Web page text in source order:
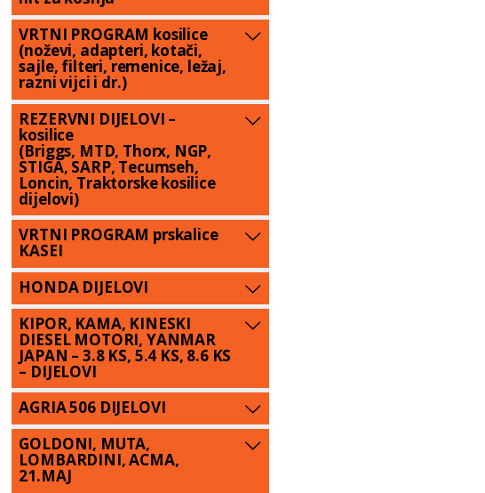
VRTNI PROGRAM kosilice
(noževi, adapteri, kotači,
sajle, filteri, remenice, ležaj,
razni vijci i dr.)
REZERVNI DIJELOVI –
kosilice
(Briggs, MTD, Thorx, NGP,
STIGA, SARP, Tecumseh,
Loncin, Traktorske kosilice
dijelovi)
VRTNI PROGRAM prskalice
KASEI
HONDA DIJELOVI
KIPOR, KAMA, KINESKI
DIESEL MOTORI, YANMAR
JAPAN – 3.8 KS, 5.4 KS, 8.6 KS
– DIJELOVI
AGRIA 506 DIJELOVI
GOLDONI, MUTA,
LOMBARDINI, ACMA,
21.MAJ